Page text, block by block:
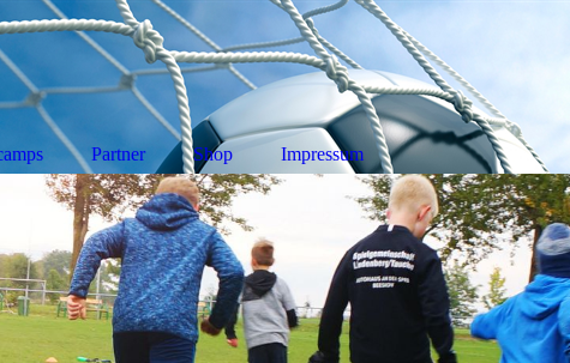
Partner Shop Impressum